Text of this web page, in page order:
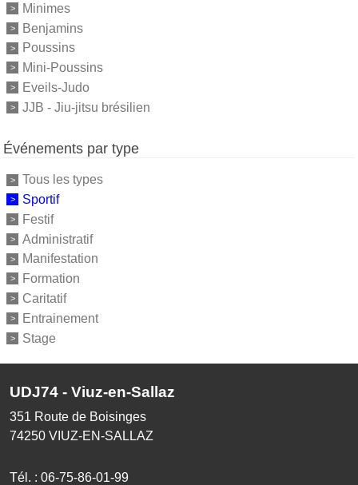
Minimes
Benjamins
Poussins
Mini-Poussins
Eveils-Judo
JJB - Jiu-jitsu brésilien
Événements par type
Tous les types
Sportif
Festif
Administratif
Manifestation
Formation
Caritatif
Entrainement
Stage
UDJ74 - Viuz-en-Sallaz
351 Route de Boisinges
74250 VIUZ-EN-SALLAZ
Tél. : 06-75-86-01-99